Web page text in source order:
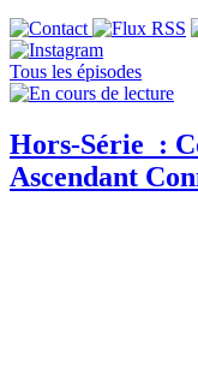
Tous les épisodes
Hors-Série :
Ascendant